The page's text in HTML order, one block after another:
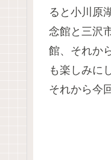
ると小川原
念館と三沢
館、それか
も楽しみに
それから今